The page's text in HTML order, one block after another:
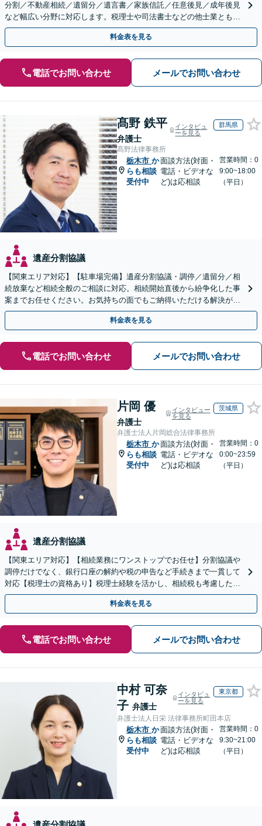
分割／不動産相続／遺留分／遺言書／家族信託／任意後見／成年後見
など幅広い分野に対応します。税理士や司法書士などの他士業とも連
携【出張相談】【夜間・休日面談】【横浜駅7分】
料金表を見る
電話でお問い合わせ メールでお問い合わせ
髙野 鉄平
弁護士
インタビュ
ーを見る
群馬県
髙野法律事務所
栃木市 か
らも相談
受付中
面談方法(対面・
電話・ビデオな
ど)は応相談
営業時間：0
9:00~18:00
（平日）
遺産分割協議
【関東エリア対応】【駐車場完備】遺産分割協議・調停／遺留分／相
続放棄など相続全般のご相談に対応。相続開始直後から紛争化した事
案までお任せください。お気持ちの面でもご納得いただける解決がで
きるよう粘り強く対応いたします【休日・夜間対応可】
料金表を見る
電話でお問い合わせ メールでお問い合わせ
片岡 優
弁護士
インタビュー
を見る
茨城県
弁護士法人片岡総合法律事務所
栃木市 か
らも相談
受付中
面談方法(対面・
電話・ビデオな
ど)は応相談
営業時間：0
0:00~23:59
（平日）
遺産分割協議
【関東エリア対応】【相続業務にワンストップでお任せ】分割協議や
調停だけでなく、銀行口座の解約や税の申告など手続きまで一貫して
対応【税理士の資格あり】税理士経験を活かし、相続税も考慮した相
続手続きもお任せください【初回相談無料】生前贈与も対応
料金表を見る
電話でお問い合わせ メールでお問い合わせ
中村 可奈
子 弁護士
インタビュ
ーを見る
東京都
弁護士法人日栄 法律事務所町田本店
栃木市 か
らも相談
受付中
面談方法(対面・
電話・ビデオな
ど)は応相談
営業時間：0
9:30~21:00
（平日）